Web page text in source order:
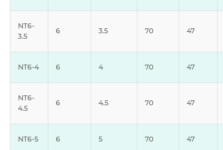
NT6-
3.5
6 3.5 70 47
NT6-4 6 4 70 47
NT6-
4.5
6 4.5 70 47
NT6-5 6 5 70 47